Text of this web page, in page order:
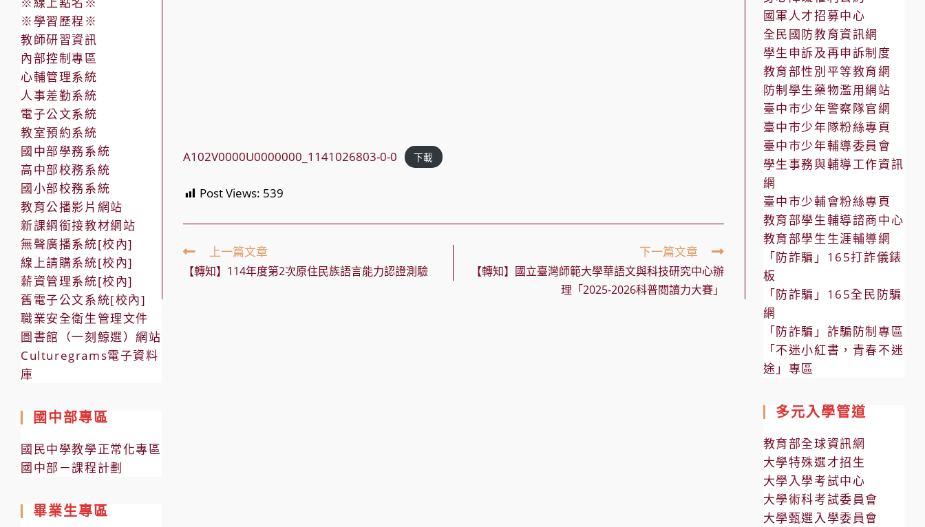
A102V0000U0000000_1141026803-0-0 下載
Post Views: 539
Read
more
articles
上一篇文章
【轉知】114年度第2次原住民族語言能力認證測驗
下一篇文章
【轉知】國立臺灣師範大學華語文與科技研究中心辦
理「2025-2026科普閱讀力大賽」
※學習歷程※
教師研習資訊
內部控制專區
心輔管理系統
人事差勤系統
電子公文系統
教室預約系統
國中部學務系統
高中部校務系統
國小部校務系統
教育公播影片網站
新課綱銜接教材網站
無聲廣播系統[校內]
線上請購系統[校內]
薪資管理系統[校內]
舊電子公文系統[校內]
職業安全衛生管理文件
圖書館（一刻鯨選）網站
Culturegrams電子資料
庫
國中部專區
國民中學教學正常化專區
國中部－課程計劃
畢業生專區
國軍人才招募中心
全民國防教育資訊網
學生申訴及再申訴制度
教育部性別平等教育網
防制學生藥物濫用網站
臺中市少年警察隊官網
臺中市少年隊粉絲專頁
臺中市少年輔導委員會
學生事務與輔導工作資訊
網
臺中市少輔會粉絲專頁
教育部學生輔導諮商中心
教育部學生生涯輔導網
「防詐騙」165打詐儀錶
板
「防詐騙」165全民防騙
網
「防詐騙」詐騙防制專區
「不迷小紅書，青春不迷
途」專區
多元入學管道
教育部全球資訊網
大學特殊選才招生
大學入學考試中心
大學術科考試委員會
大學甄選入學委員會